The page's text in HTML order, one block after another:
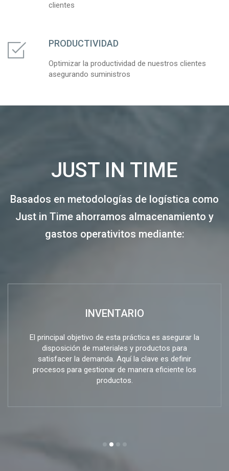
clientes
PRODUCTIVIDAD
Optimizar la productividad de nuestros clientes
asegurando suministros
JUST IN TIME
Basados en metodologías de logística como
Just in Time ahorramos almacenamiento y
gastos operativitos mediante:
INVENTARIO
El principal objetivo de esta práctica es asegurar la
disposición de materiales y productos para
satisfacer la demanda. Aquí la clave es definir
procesos para gestionar de manera eficiente los
productos.